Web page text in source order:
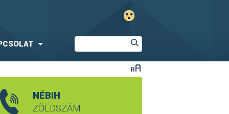
NÉBIH
ZÖLDSZÁM